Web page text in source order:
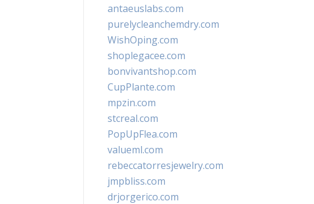
antaeuslabs.com
purelycleanchemdry.com
WishOping.com
shoplegacee.com
bonvivantshop.com
CupPlante.com
mpzin.com
stcreal.com
PopUpFlea.com
valueml.com
rebeccatorresjewelry.com
jmpbliss.com
drjorgerico.com